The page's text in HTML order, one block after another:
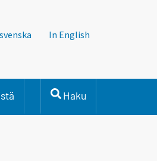
In English
Haku